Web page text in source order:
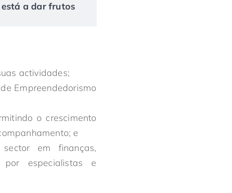
a dar frutos
actividades;
Empreendedorismo
o crescimento
e
em finanças,
por especialistas e